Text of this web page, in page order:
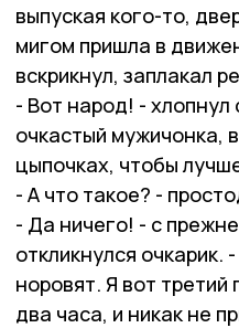
выпуская кого-то,
мигом пришла в
вскрикнул, заплакал
- Вот народ! - хлопнул
очкастый мужичонка,
цыпочках, чтобы
- А что такое? -
- Да ничего! - с
откликнулся очкарик.
норовят. Я вот
два часа, и никак не